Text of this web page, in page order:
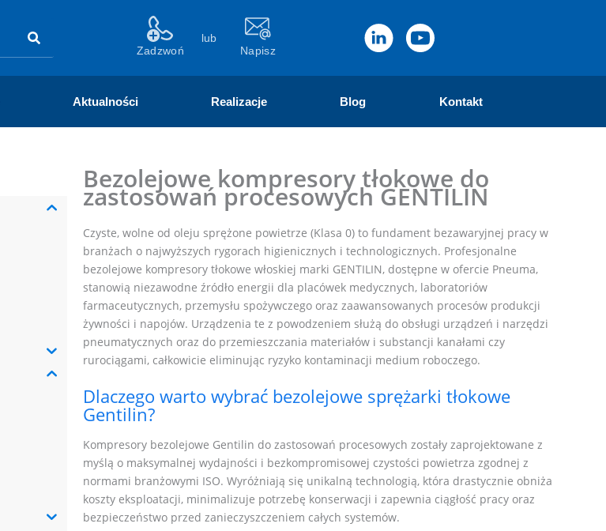
Zadzwoń
lub
Napisz
Aktualności Realizacje Blog Kontakt
Bezolejowe kompresory tłokowe do
zastosowań procesowych GENTILIN
Czyste, wolne od oleju sprężone powietrze (Klasa 0) to fundament bezawaryjnej pracy w
branżach o najwyższych rygorach higienicznych i technologicznych. Profesjonalne
bezolejowe kompresory tłokowe włoskiej marki GENTILIN, dostępne w ofercie Pneuma,
stanowią niezawodne źródło energii dla placówek medycznych, laboratoriów
farmaceutycznych, przemysłu spożywczego oraz zaawansowanych procesów produkcji
żywności i napojów. Urządzenia te z powodzeniem służą do obsługi urządzeń i narzędzi
pneumatycznych oraz do przemieszczania materiałów i substancji kanałami czy
rurociągami, całkowicie eliminując ryzyko kontaminacji medium roboczego.
Dlaczego warto wybrać bezolejowe sprężarki tłokowe
Gentilin?
Kompresory bezolejowe Gentilin do zastosowań procesowych zostały zaprojektowane z
myślą o maksymalnej wydajności i bezkompromisowej czystości powietrza zgodnej z
normami branżowymi ISO. Wyróżniają się unikalną technologią, która drastycznie obniża
koszty eksploatacji, minimalizuje potrzebę konserwacji i zapewnia ciągłość pracy oraz
bezpieczeństwo przed zanieczyszczeniem całych systemów.